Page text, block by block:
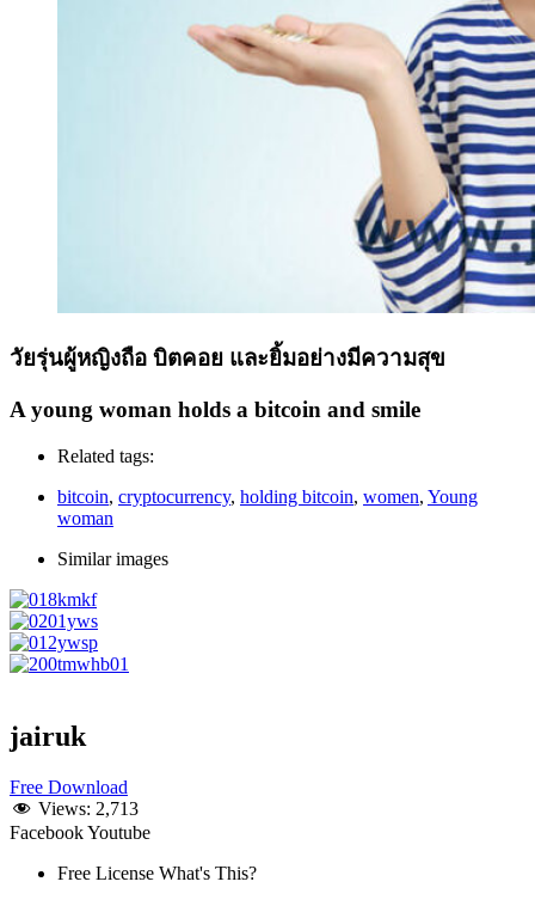
วัยรุ่นผู้หญิงถือ บิตคอย และยิ้มอย่างมีความสุข
A young woman holds a bitcoin and smile
Related tags:
bitcoin, cryptocurrency, holding bitcoin, women, Young
woman
Similar images
jairuk
Free Download
Views: 2,713
FacebookYoutube
Free License What's This?